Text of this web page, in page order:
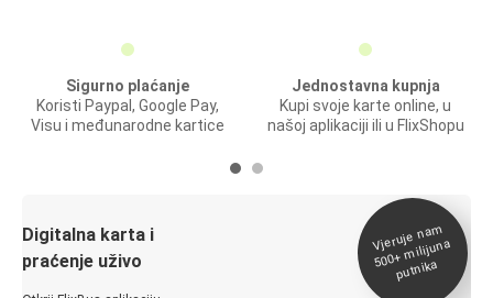
Sigurno plaćanje
Koristi Paypal, Google Pay,
Visu i međunarodne kartice
Jednostavna kupnja
Kupi svoje karte online, u
našoj aplikaciji ili u FlixShopu
Digitalna karta i
praćenje uživo
Vjeruje na
m
500+
milijuna
putnika